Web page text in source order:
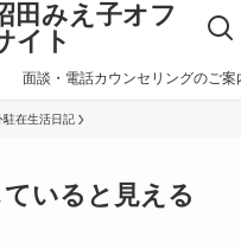
田みえ子オフ
イト
面談・電話カウンセリングのご案
駐在生活日記
いると見える